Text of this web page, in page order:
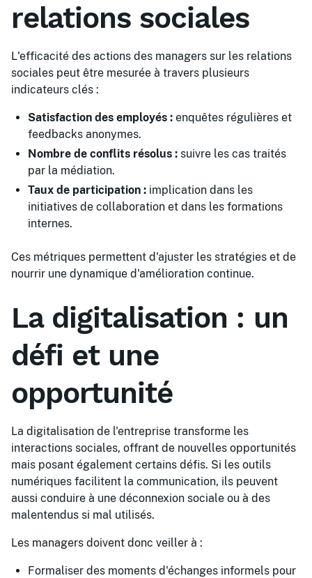
relations sociales
L'efficacité des actions des managers sur les relations
sociales peut être mesurée à travers plusieurs
indicateurs clés :
Satisfaction des employés : enquêtes régulières et
feedbacks anonymes.
Nombre de conflits résolus : suivre les cas traités
par la médiation.
Taux de participation : implication dans les
initiatives de collaboration et dans les formations
internes.
Ces métriques permettent d'ajuster les stratégies et de
nourrir une dynamique d'amélioration continue.
La digitalisation : un
défi et une
opportunité
La digitalisation de l'entreprise transforme les
interactions sociales, offrant de nouvelles opportunités
mais posant également certains défis. Si les outils
numériques facilitent la communication, ils peuvent
aussi conduire à une déconnexion sociale ou à des
malentendus si mal utilisés.
Les managers doivent donc veiller à :
Formaliser des moments d'échanges informels pour